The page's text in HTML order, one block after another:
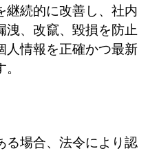
継続的に改善し、社内
洩、改竄、毀損を防止
人情報を正確かつ最新
る場合、法令により認